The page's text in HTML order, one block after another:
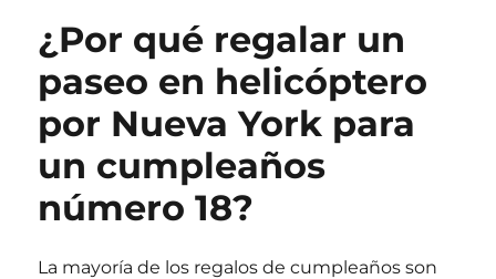
¿Por qué regalar un
paseo en helicóptero
por Nueva York para
un cumpleaños
número 18?
La mayoría de los regalos de cumpleaños son